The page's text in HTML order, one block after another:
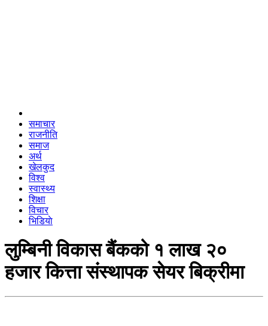
समाचार
राजनीति
समाज
अर्थ
खेलकुद
विश्व
स्वास्थ्य
शिक्षा
विचार
भिडियाे
लुम्बिनी विकास बैंकको १ लाख २०
हजार कित्ता संस्थापक सेयर बिक्रीमा